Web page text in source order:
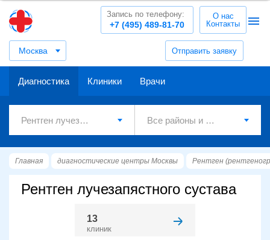
Москва Отправить заявку
+7 (495) 489-81-70
Запись по телефону:
О нас
Контакты
Диагностика Клиники Врачи
Главная диагностические центры Москвы Рентген
Рентген лучезапястного сустава
13
клиник